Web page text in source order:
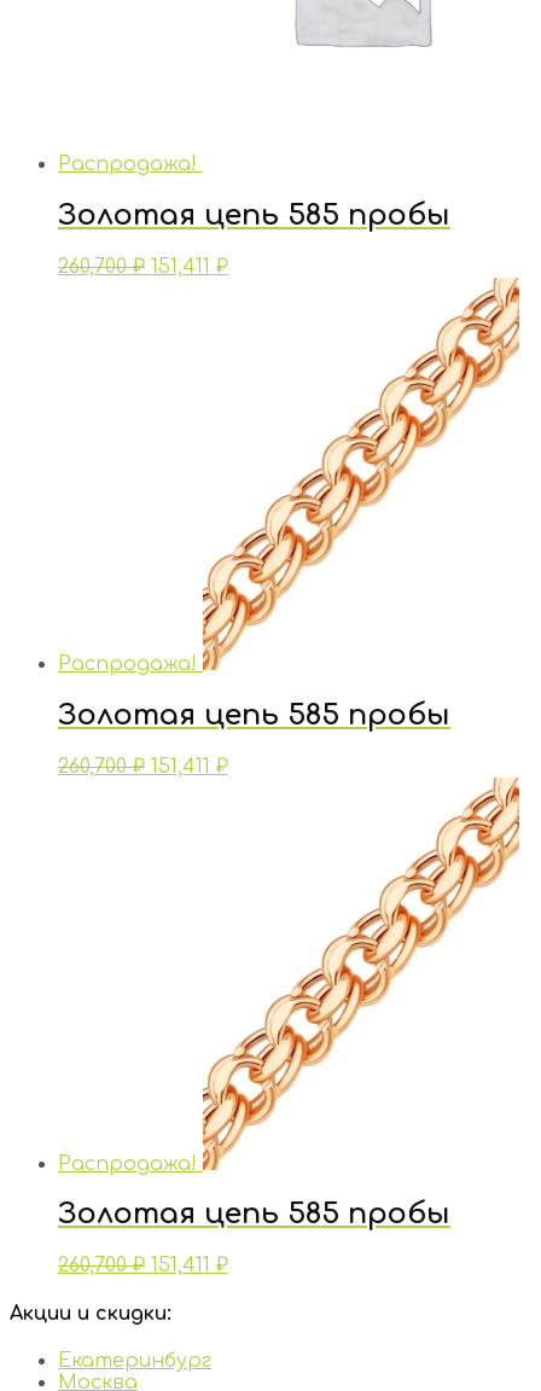
Распродажа!
Золотая цепь 585 пробы
260,700₽ 151,411 ₽
Распродажа!
Золотая цепь 585 пробы
260,700₽ 151,411 ₽
Распродажа!
Золотая цепь 585 пробы
260,700₽ 151,411 ₽
Акции и скидки:
Екатеринбург
Москва